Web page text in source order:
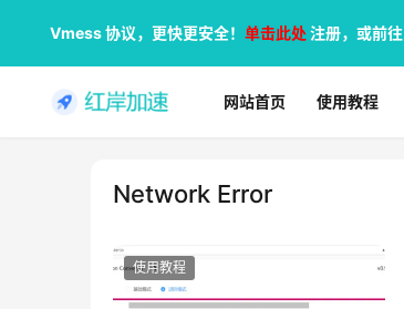
网站首页 使用教程
Network Error
使用教程
Vmess 协议，更快更安全！ 单击此处注册，或前往